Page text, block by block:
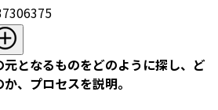
となるものをどのように探し、ど
、プロセスを説明。